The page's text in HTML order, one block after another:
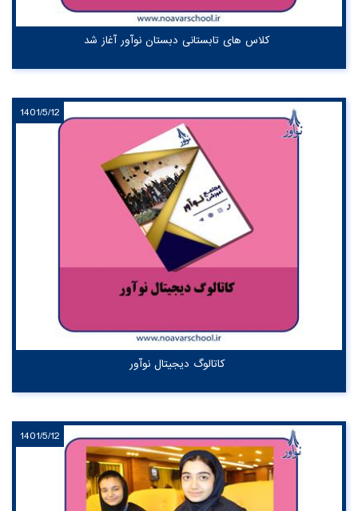
کلاس های تابستانی دبستان نوآور آغاز شد
1401/5/12
کاتالوگ دیجیتال نوآور
1401/5/12